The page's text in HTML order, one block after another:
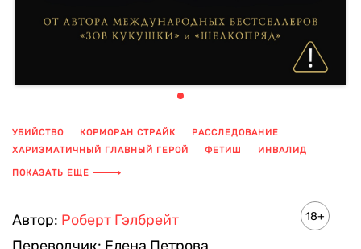
УБИЙСТВО КОРМОРАН СТРАЙК
РАССЛЕДОВАНИЕ
ХАРИЗМАТИЧНЫЙ ГЛАВНЫЙ ГЕРОЙ
ФЕТИШ
ИНВАЛИД
СЕРИЯ ДЕТЕКТИВОВ
ПОКАЗАТЬ ЕЩЕ
Автор: Роберт Гэлбрейт
18+